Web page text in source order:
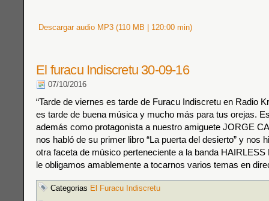
Descargar audio MP3 (110 MB | 120:00 min)
El furacu Indiscretu 30-09-16
07/10/2016
“Tarde de viernes es tarde de Furacu Indiscretu en Radio
es tarde de buena música y mucho más para tus orejas.
además como protagonista a nuestro amiguete JORGE
nos habló de su primer libro “La puerta del desierto” y nos
otra faceta de músico perteneciente a la banda
le obligamos amablemente a tocarnos varios temas en
Categorias El Furacu Indiscretu